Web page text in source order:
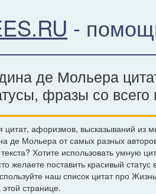
-
де Мольера
фразы со
афоризмов, высказываний из
де Мольера от самых разных
Хотите использовать умную
желаете поставить красивый статус
наш список цитат про
странице.